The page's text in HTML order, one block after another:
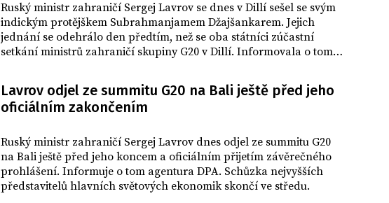
Ruský ministr zahraničí Sergej Lavrov se dnes v Dillí sešel se svým
indickým protějškem Subrahmanjamem Džajšankarem. Jejich
jednání se odehrálo den předtím, než se oba státníci zúčastní
setkání ministrů zahraničí skupiny G20 v Dillí. Informovala o tom
Lavrov odjel ze summitu G20 na Bali ještě před jeho
oficiálním zakončením
Ruský ministr zahraničí Sergej Lavrov dnes odjel ze summitu G20
na Bali ještě před jeho koncem a oficiálním přijetím závěrečného
prohlášení. Informuje o tom agentura DPA. Schůzka nejvyšších
představitelů hlavních světových ekonomik skončí ve středu.